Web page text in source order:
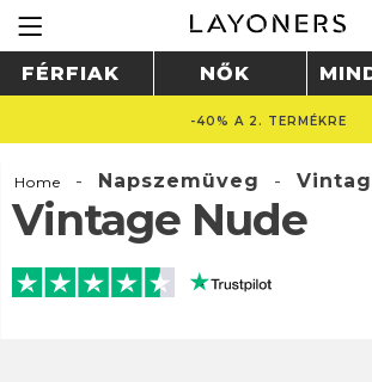
FÉRFIAK NŐK
-40% A 2. TERMÉKRE
Home - Napszemüveg -
Vintage Nude